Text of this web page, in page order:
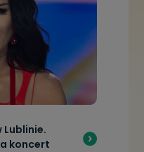
Lublinie.
koncert